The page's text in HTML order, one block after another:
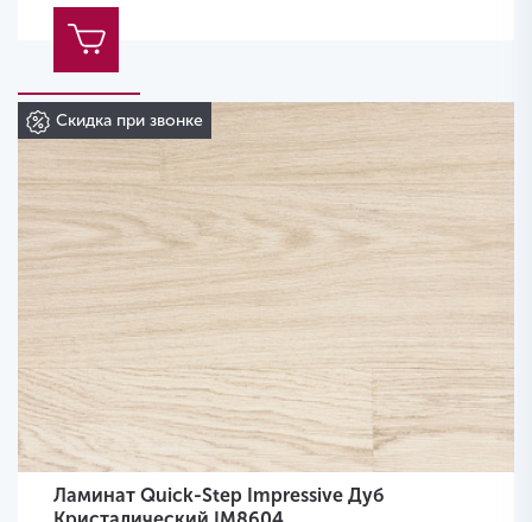
Скидка при звонке
Ламинат Quick-Step Impressive Дуб